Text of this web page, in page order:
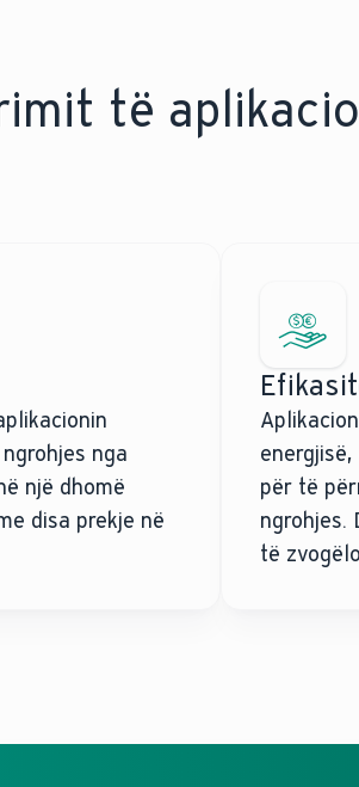
të
nga
një dhomë
disa prekje në
për të
ngrohjes.
të